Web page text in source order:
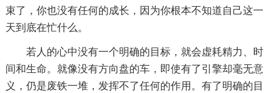
束了，你也没有任何的成长，因为你根本不知道自己这一
天到底在忙什么。
若人的心中没有一个明确的目标，就会虚耗精力、时
间和生命。就像没有方向盘的车，即使有了引擎却毫无意
义，仍是废铁一堆，发挥不了任何的作用。有了明确的目